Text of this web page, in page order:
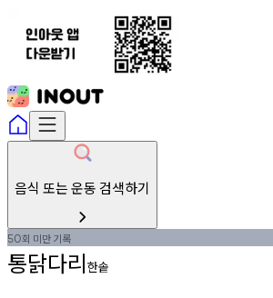
음식 또는 운동 검색하기
50회 미만기록
통닭다리한솥